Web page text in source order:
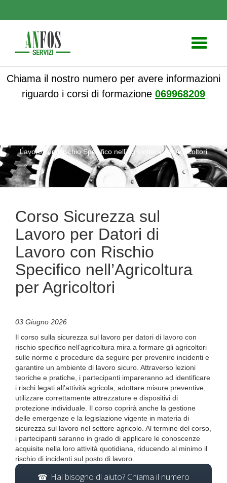
Toggle
Chiama il nostro numero per avere informazioni
riguardo i corsi di formazione 069968209
Lavoro con Rischio Specifico nell’Agricoltura per Agricoltori
Corso Sicurezza sul
Lavoro per Datori di
Lavoro con Rischio
Specifico nell’Agricoltura
per Agricoltori
03 Giugno 2026
Il corso sulla sicurezza sul lavoro per datori di lavoro con
rischio specifico nell’agricoltura mira a formare gli agricoltori
sulle norme e procedure da seguire per prevenire incidenti e
garantire un ambiente di lavoro sicuro. Attraverso lezioni
teoriche e pratiche, i partecipanti impareranno ad identificare
i rischi legati all’attività agricola, adottare misure preventive,
utilizzare correttamente attrezzature e dispositivi di
protezione individuale. Il corso coprirà anche la gestione
delle emergenze e la legislazione vigente in materia di
sicurezza sul lavoro nel settore agricolo. Al termine del corso,
i partecipanti saranno in grado di applicare le conoscenze
acquisite nella loro attività quotidiana, riducendo al minimo il
rischio di incidenti sul posto di lavoro.
Hai bisogno di aiuto? Chiama il numero